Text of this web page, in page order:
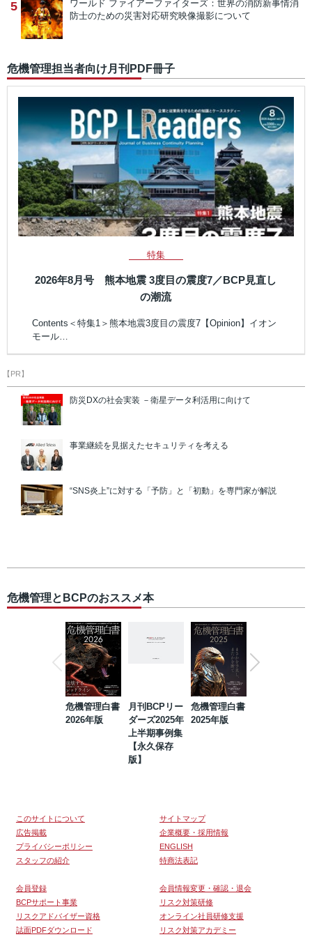
5 ワールド ファイアーファイターズ：世界の消防新事情消
防士のための災害対応研究映像撮影について
危機管理担当者向け月刊PDF冊子
特集
2026年8月号 熊本地震 3度目の震度7／BCP見直し
の潮流
Contents＜特集1＞熊本地震3度目の震度7【Opinion】イオン
モール…
【PR】
防災DXの社会実装 －衛星データ利活用に向けて
事業継続を見据えたセキュリティを考える
“SNS炎上”に対する「予防」と「初動」を専門家が解説
危機管理とBCPのおススメ本
危機管理白書
2026年版
月刊BCPリー
ダーズ2025年
上半期事例集
【永久保存
版】
危機管理白書
2025年版
このサイトについて
サイトマップ
広告掲載
企業概要・採用情報
プライバシーポリシー
ENGLISH
スタッフの紹介
特商法表記
会員登録
会員情報変更・確認・退会
BCPサポート事業
リスク対策研修
リスクアドバイザー資格
オンライン社員研修支援
誌面PDFダウンロード
リスク対策アカデミー